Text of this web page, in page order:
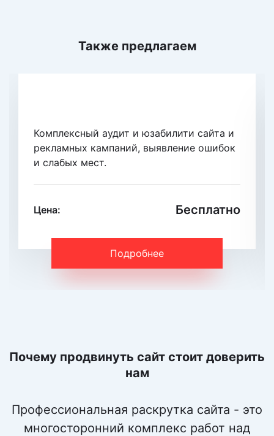
Также предлагаем
Комплексный аудит и юзабилити сайта и
рекламных кампаний, выявление ошибок
и слабых мест.
Цена: Бесплатно
Подробнее
Почему продвинуть сайт стоит доверить
нам
Профессиональная раскрутка сайта - это
многосторонний комплекс работ над